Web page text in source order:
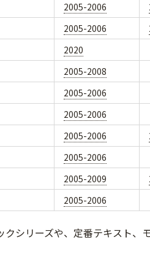
2005-2006
2005-2006
2020
2005-2008
2005-2006
2005-2006
2005-2006
2005-2006
2005-2009
2005-2006
シリーズや、定番テキスト、